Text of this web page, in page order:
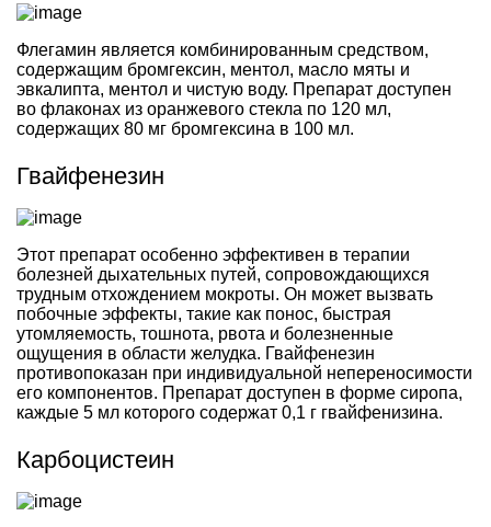
Флегамин является комбинированным средством,
содержащим бромгексин, ментол, масло мяты и
эвкалипта, ментол и чистую воду. Препарат доступен
во флаконах из оранжевого стекла по 120 мл,
содержащих 80 мг бромгексина в 100 мл.
Гвайфенезин
Этот препарат особенно эффективен в терапии
болезней дыхательных путей, сопровождающихся
трудным отхождением мокроты. Он может вызвать
побочные эффекты, такие как понос, быстрая
утомляемость, тошнота, рвота и болезненные
ощущения в области желудка. Гвайфенезин
противопоказан при индивидуальной непереносимости
его компонентов. Препарат доступен в форме сиропа,
каждые 5 мл которого содержат 0,1 г гвайфенизина.
Карбоцистеин